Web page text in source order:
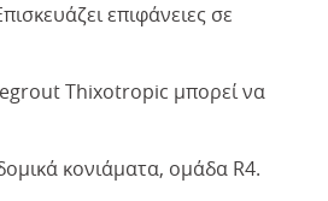
επιφάνειες σε
Thixotropic μπορεί να
κονιάματα, ομάδα R4.